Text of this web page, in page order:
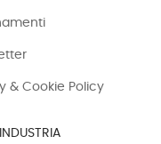
& Cookie Policy
INDUSTRIA